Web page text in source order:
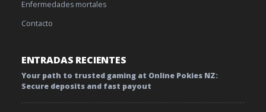
Enfermedades mortales
Contacto
ENTRADAS RECIENTES
Your path to trusted gaming at Online Pokies NZ:
Secure deposits and fast payout